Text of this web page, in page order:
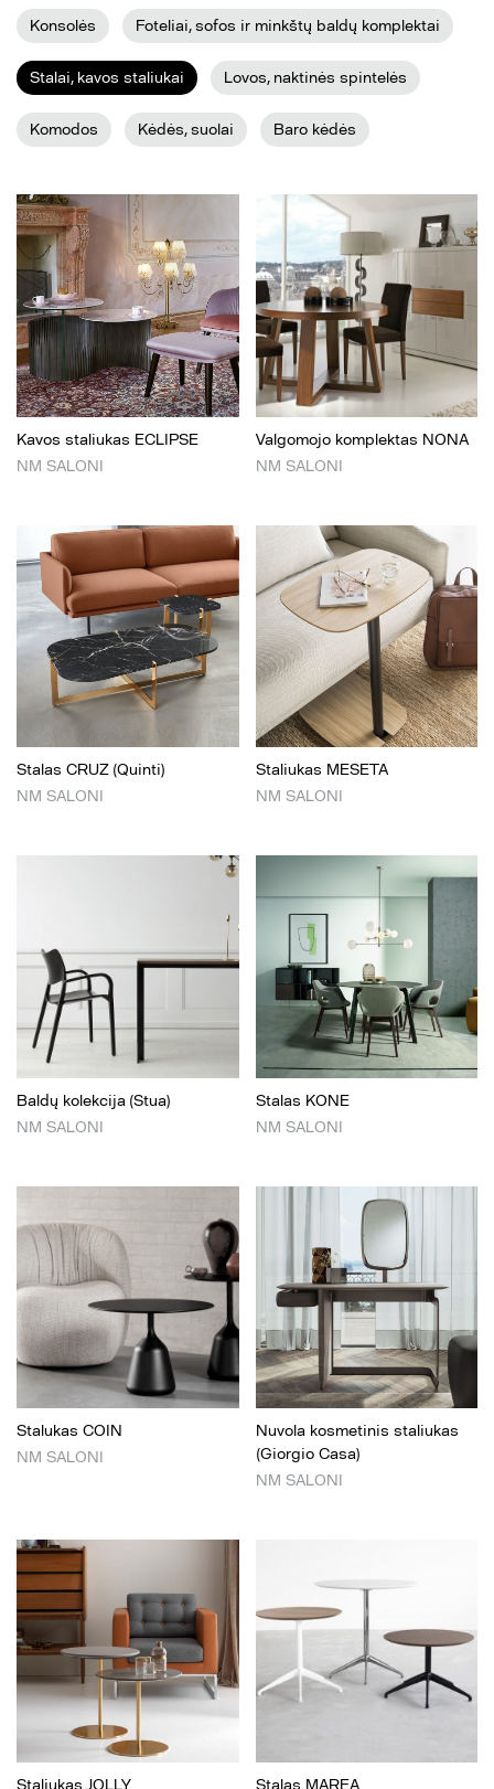
Konsolės Foteliai, sofos ir minkštų baldų komplektai
Stalai, kavos staliukai Lovos, naktinės spintelės
Komodos Kėdės, suolai Baro kėdės
Kavos staliukas ECLIPSE
NM SALONI
Valgomojo komplektas NONA
NM SALONI
Stalas CRUZ (Quinti)
NM SALONI
Staliukas MESETA
NM SALONI
Baldų kolekcija (Stua)
NM SALONI
Stalas KONE
NM SALONI
Stalukas COIN
NM SALONI
Nuvola kosmetinis staliukas
(Giorgio Casa)
NM SALONI
Staliukas JOLLY Stalas MAREA